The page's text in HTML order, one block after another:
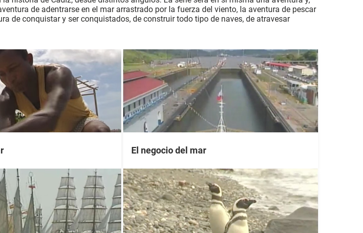
de adentrarse en el mar arrastrado por la fuerza del viento, la aventura de pescar
de conquistar y ser conquistados, de construir todo tipo de naves, de atravesar
El negocio del mar